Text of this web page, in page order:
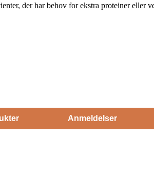
der har behov for ekstra proteiner eller
Anmeldelser